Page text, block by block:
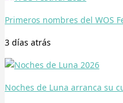
Primeros nombres del WOS
3 días atrás
Noches de Luna arranca su